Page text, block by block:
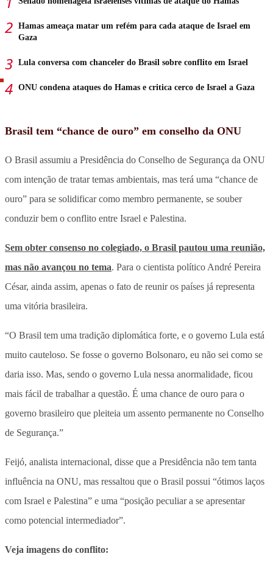
Hamas ameaça matar um refém para cada ataque de Israel em
Gaza
Lula conversa com chanceler do Brasil sobre conflito em Israel
ONU condena ataques do Hamas e critica cerco de Israel a Gaza
Brasil tem “chance de ouro” em conselho da ONU
O Brasil assumiu a Presidência do Conselho de Segurança da ONU
com intenção de tratar temas ambientais, mas terá uma “chance de
ouro” para se solidificar como membro permanente, se souber
conduzir bem o conflito entre Israel e Palestina.
Sem obter consenso no colegiado, o Brasil pautou uma reunião,
mas não avançou no tema. Para o cientista político André Pereira
César, ainda assim, apenas o fato de reunir os países já representa
uma vitória brasileira.
“O Brasil tem uma tradição diplomática forte, e o governo Lula está
muito cauteloso. Se fosse o governo Bolsonaro, eu não sei como se
daria isso. Mas, sendo o governo Lula nessa anormalidade, ficou
mais fácil de trabalhar a questão. É uma chance de ouro para o
governo brasileiro que pleiteia um assento permanente no Conselho
de Segurança.”
Feijó, analista internacional, disse que a Presidência não tem tanta
influência na ONU, mas ressaltou que o Brasil possui “ótimos laços
com Israel e Palestina” e uma “posição peculiar a se apresentar
como potencial intermediador”.
Veja imagens do conflito: